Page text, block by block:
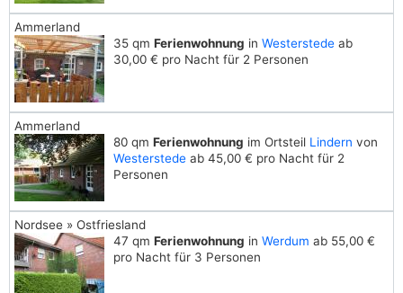
Ammerland
35 qm Ferienwohnung in Westerstede ab
30,00 € pro Nacht für 2 Personen
Ammerland
80 qm Ferienwohnung im Ortsteil Lindern von
Westerstede ab 45,00 € pro Nacht für 2
Personen
Nordsee » Ostfriesland
47 qm Ferienwohnung in Werdum ab 55,00 €
pro Nacht für 3 Personen